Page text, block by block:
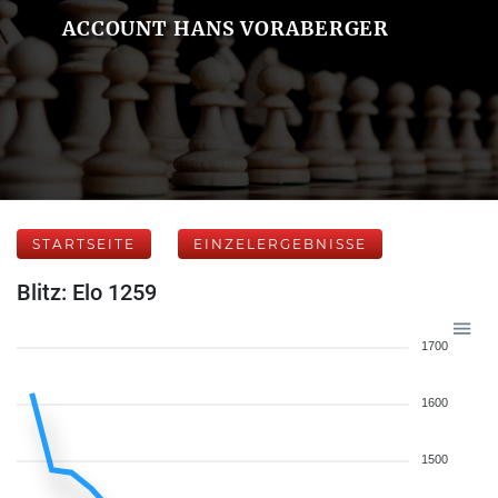
ACCOUNT HANS VORABERGER
STARTSEITE EINZELERGEBNISSE
Blitz: Elo 1259
1700
1600
1500